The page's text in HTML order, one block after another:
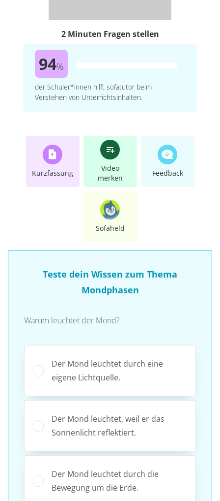
2 Minuten Fragen stellen
94%
der Schüler*innen hilft sofatutor beim
Verstehen von Unterrichtsinhalten.
Kurzfassung
Video
merken
Feedback
Sofaheld
Teste dein Wissen zum Thema
Mondphasen
Warum leuchtet der Mond?
Der Mond leuchtet durch eine
eigene Lichtquelle.
Der Mond leuchtet, weil er das
Sonnenlicht reflektiert.
Der Mond leuchtet durch die
Bewegung um die Erde.